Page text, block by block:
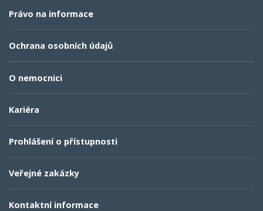
Právo na informace
Ochrana osobních údajů
O nemocnici
Kariéra
Prohlášení o přístupnosti
Veřejné zakázky
Kontaktní informace